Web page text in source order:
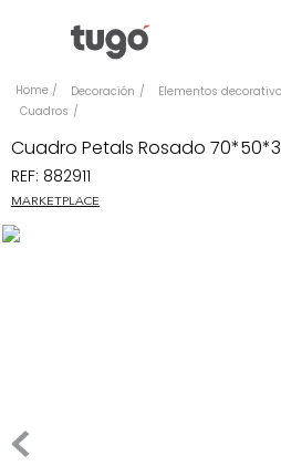
Decoración Elementos
Cuadros
Cuadro Petals Rosado
REF: 882911
MARKETPLACE
Comedor
Escritorio
Silla